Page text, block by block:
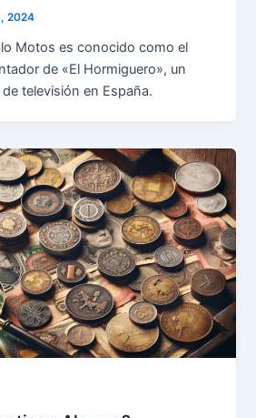
2024
Motos es conocido como el
de «El Hormiguero», un
televisión en España.